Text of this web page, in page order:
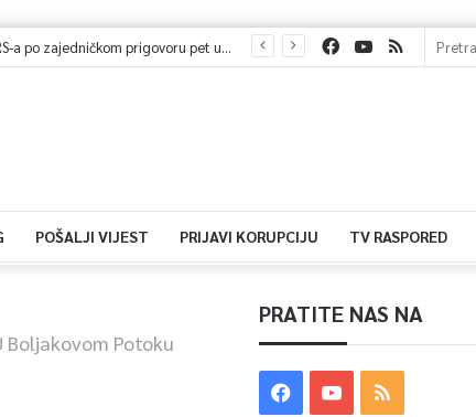
Udruženja žrtava – RAK pokrenuo postupak protiv RTRS-a po zajedničkom prigovoru pet udruženja žrtava
POŠALJI VIJEST PRIJAVI KORUPCIJU TV RASPORED
Boljakovom Potoku
PRATITE NAS NA